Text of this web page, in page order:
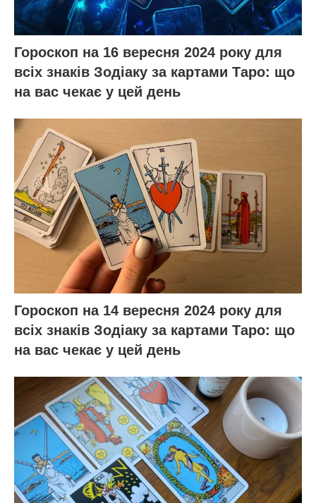
Гороскоп на 16 вересня 2024 року для
всіх знаків Зодіаку за картами Таро: що
на вас чекає у цей день
Гороскоп на 14 вересня 2024 року для
всіх знаків Зодіаку за картами Таро: що
на вас чекає у цей день